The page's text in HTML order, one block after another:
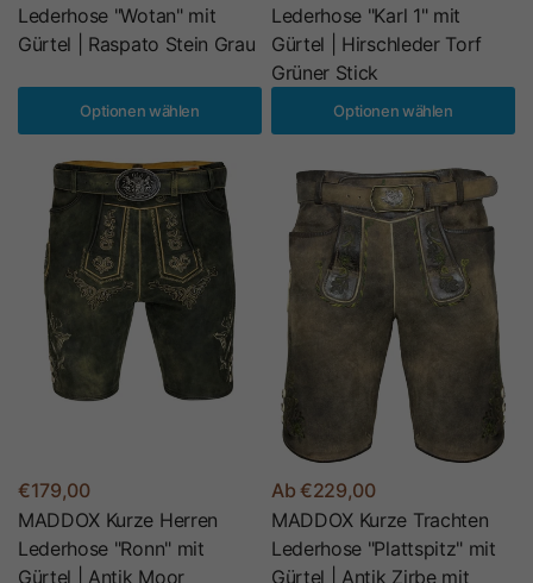
Lederhose "Wotan" mit
Gürtel | Raspato Stein Grau
Optionen wählen
Lederhose "Karl 1" mit
Gürtel | Hirschleder Torf
Grüner Stick
Optionen wählen
€179,00
MADDOX Kurze Herren
Lederhose "Ronn" mit
Gürtel | Antik Moor
Ab €229,00
MADDOX Kurze Trachten
Lederhose "Plattspitz" mit
Gürtel | Antik Zirbe mit